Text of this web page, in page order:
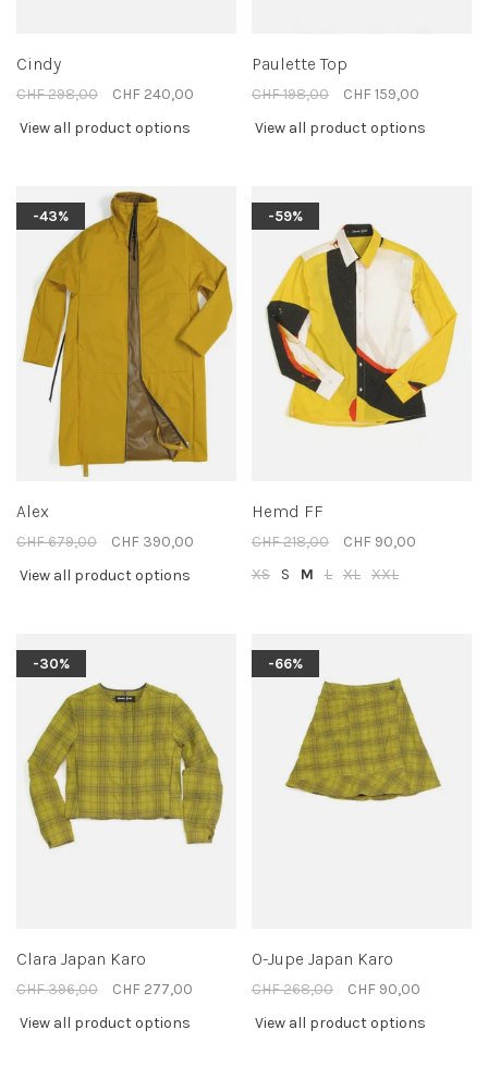
Cindy
CHF 298,00
CHF 240,00
View all product options
Paulette Top
CHF 198,00
CHF 159,00
View all product options
-43%
Alex
CHF 679,00
CHF 390,00
View all product options
-59%
Hemd FF
CHF 218,00
CHF 90,00
XS
S M L XL XXL
-30%
Clara Japan Karo
CHF 396,00
CHF 277,00
View all product options
-66%
O-Jupe Japan Karo
CHF 268,00
CHF 90,00
View all product options